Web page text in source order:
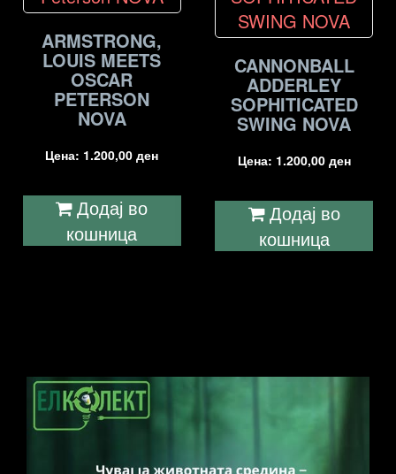
ARMSTRONG,
LOUIS MEETS
OSCAR
PETERSON
NOVA
Цена: 1.200,00ден
Додај во
кошница
CANNONBALL
ADDERLEY
SOPHITICATED
SWING NOVA
Цена: 1.200,00 ден
Додај во
кошница